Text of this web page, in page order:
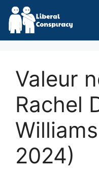
Skip
content
Valeur
Rachel
2024)